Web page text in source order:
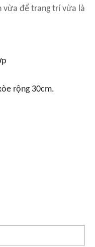
vừa để trang trí vừa là
rộng 30cm.